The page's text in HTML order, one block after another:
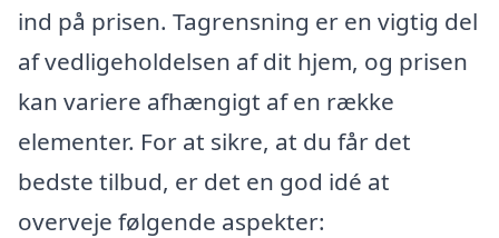
ind på prisen. Tagrensning er en vigtig del
af vedligeholdelsen af dit hjem, og prisen
kan variere afhængigt af en række
elementer. For at sikre, at du får det
bedste tilbud, er det en god idé at
overveje følgende aspekter: